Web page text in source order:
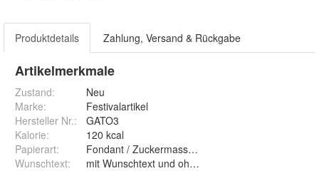
Produktdetails Zahlung, Versand & Rückgabe
Artikelmerkmale
Zustand:
Neu
Marke:
Festivalartikel
Hersteller Nr.:
GATO3
Kalorie:
120 kcal
Papierart:
Wunschtext: mit Wunschtext und ohne Wunschtext